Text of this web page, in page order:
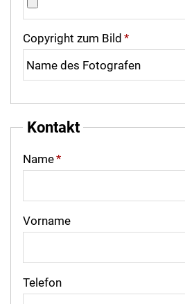
Copyright zum Bild *
Kontakt
Name*
Vorname
Telefon